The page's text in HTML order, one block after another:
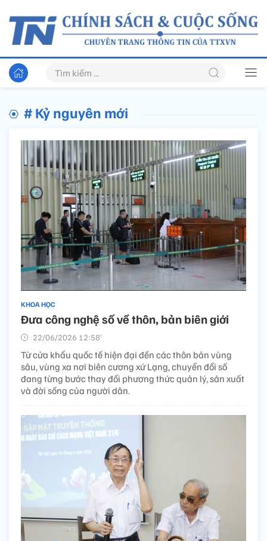
# Kỷ nguyên mới
KHOA HỌC
Đưa công nghệ số về thôn, bản biên giới
22/06/2026 12:58’
Từ cửa khẩu quốc tế hiện đại đến các thôn bản vùng
sâu, vùng xa nơi biên cương xứ Lạng, chuyển đổi số
đang từng bước thay đổi phương thức quản lý, sản xuất
và đời sống của người dân.